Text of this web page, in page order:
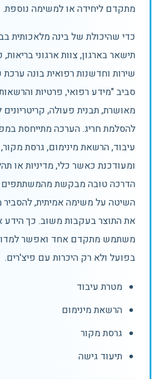
מתקדם ליחידה או למשימה נוספת.
כדי שהיכולת של בינה מלאכותית
תישאר בארגון, צוות ארגוני
שירות וחדשנות רפואית בונה
סביב "מידע רפואי, פרטיות
מאושרת, תבנית פעולה, קריטריונים
להסלמת חריג. הערכה מתייחסת
עיבוד, הרשאת מינימום, גרסת
ומעודכנת כאשר כלי, מדיניות או
הדרכה טובה מבקשת מהמשתתפים
השיטה על משימה אמיתית,
את התוצר בעקבות משוב. כך הידע
משתמש מתקדם אחד ואפשר
בפועל ולא רק היכרות עם פיצ'רים.
מטרת עיבוד
הרשאת מינימום
גרסת מקור
תיעוד גישה